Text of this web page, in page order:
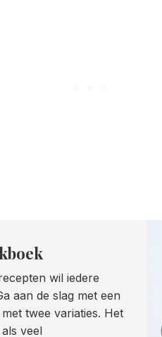
wil iedere
aan de slag met een
twee variaties. Het
veel